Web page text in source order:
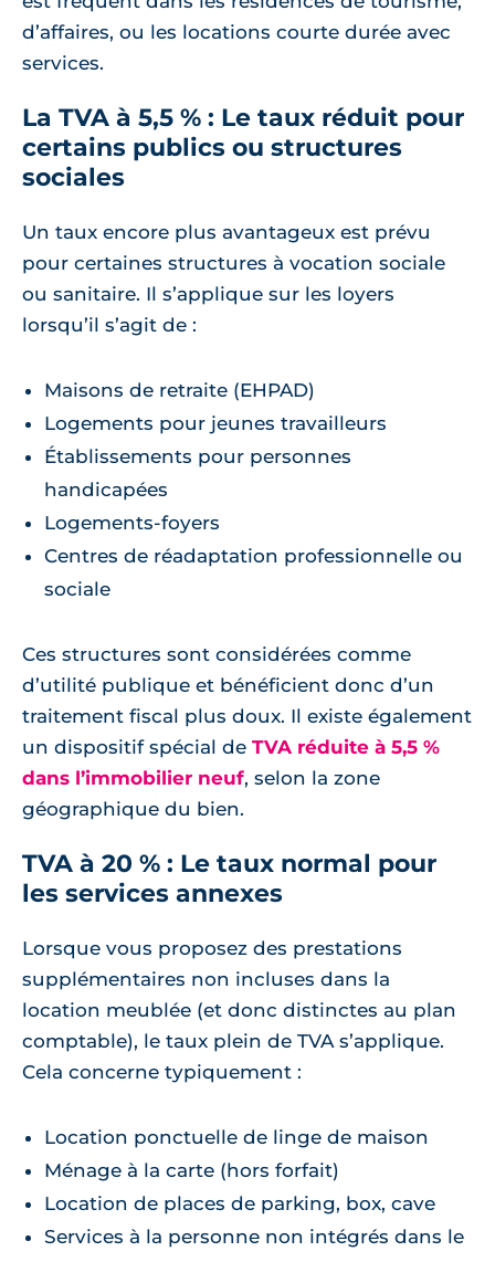
d’affaires, ou les locations courte durée avec
services.
La TVA à 5,5 % : Le taux réduit pour
certains publics ou structures
sociales
Un taux encore plus avantageux est prévu
pour certaines structures à vocation sociale
ou sanitaire. Il s’applique sur les loyers
lorsqu’il s’agit de :
Maisons de retraite (EHPAD)
Logements pour jeunes travailleurs
Établissements pour personnes
handicapées
Logements-foyers
Centres de réadaptation professionnelle ou
sociale
Ces structures sont considérées comme
d’utilité publique et bénéficient donc d’un
traitement fiscal plus doux. Il existe également
un dispositif spécial de TVA réduite à 5,5 %
dans l’immobilier neuf, selon la zone
géographique du bien.
TVA à 20 % : Le taux normal pour
les services annexes
Lorsque vous proposez des prestations
supplémentaires non incluses dans la
location meublée (et donc distinctes au plan
comptable), le taux plein de TVA s’applique.
Cela concerne typiquement :
Location ponctuelle de linge de maison
Ménage à la carte (hors forfait)
Location de places de parking, box, cave
Services à la personne non intégrés dans le